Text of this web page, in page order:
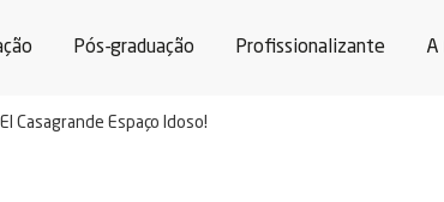
Pós-graduação Profissionalizante A
Casagrande Espaço Idoso!